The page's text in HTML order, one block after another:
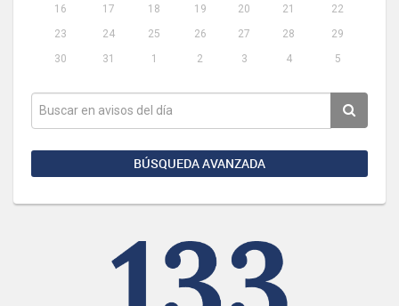
16
17 18 19 20 21
22
23
24 25 26 27 28
29
30
31 1 2 3 4 5
BÚSQUEDA AVANZADA